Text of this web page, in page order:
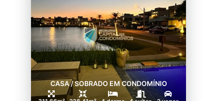
CASA / SOBRADO EM CONDOMÍNIO